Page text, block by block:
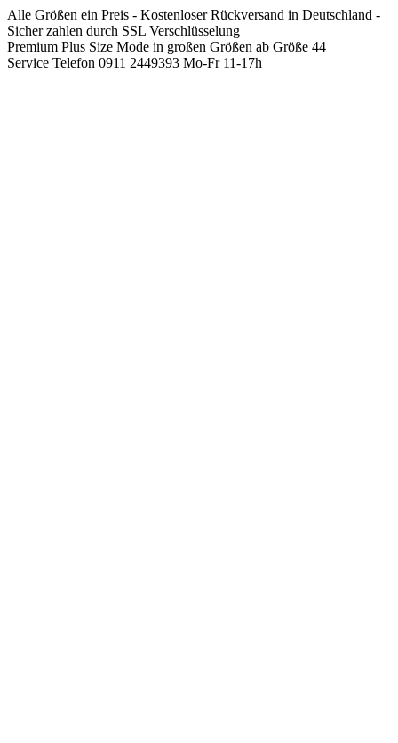
Springen
Sie
zum
Inhalt
Alle Größen ein Preis - Kostenloser Rückversand in Deutschland -
Sicher zahlen durch SSL Verschlüsselung
Premium Plus Size Mode in großen Größen ab Größe 44
Service Telefon 0911 2449393 Mo-Fr 11-17h